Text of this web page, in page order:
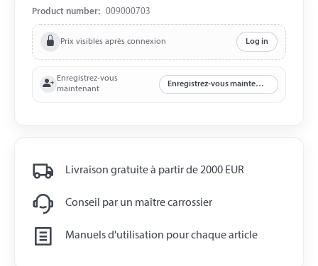
Product number: 009000703
Prix visibles après connexion Log in
Enregistrez-vous
maintenant
Enregistrez-vous maintenant
Livraison gratuite à partir de 2000 EUR
Conseil par un maître carrossier
Manuels d'utilisation pour chaque article